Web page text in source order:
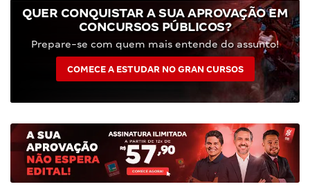
QUER CONQUISTAR A SUA APROVAÇÃO EM
CONCURSOS PÚBLICOS?
Prepare-se com quem mais entende do assunto!
COMECE A ESTUDAR NO GRAN CURSOS